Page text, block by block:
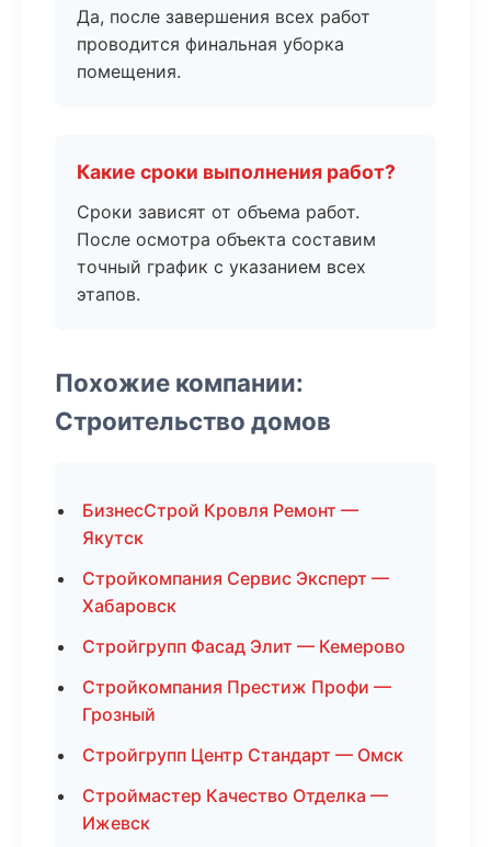
Да, после завершения всех работ
проводится финальная уборка
помещения.
Какие сроки выполнения работ?
Сроки зависят от объема работ.
После осмотра объекта составим
точный график с указанием всех
этапов.
Похожие компании:
Строительство домов
БизнесСтрой Кровля Ремонт —
Якутск
Стройкомпания Сервис Эксперт —
Хабаровск
Стройгрупп Фасад Элит — Кемерово
Стройкомпания Престиж Профи —
Грозный
Стройгрупп Центр Стандарт — Омск
Строймастер Качество Отделка —
Ижевск